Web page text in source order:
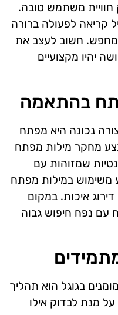
חוויית משתמש טובה.
קריאה לפעולה ברורה
חשוב לעצב את
יהיו מקצועיים
בהתאמה
נכונה היא מפתח
מחקר מילות מפתח
שמזוהות עם
משימוש במילות מפתח
איכות. במקום
נפח חיפוש גבוה
בגוגל הוא תהליך
מנת לבדוק אילו